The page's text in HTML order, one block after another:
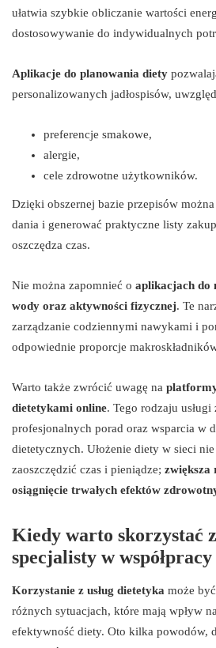
ułatwia szybkie obliczanie wartości
dostosowywanie do indywidualnych
Aplikacje do planowania diety
personalizowanych jadłospisów,
preferencje smakowe,
alergie,
cele zdrowotne użytkowników.
Dzięki obszernej bazie przepisów
dania i generować praktyczne listy
oszczędza czas.
Nie można zapomnieć o aplikacjach do
wody oraz aktywności fizycznej. Te
zarządzanie codziennymi nawykami i
odpowiednie proporcje
Warto także zwrócić uwagę na
dietetykami online. Tego rodzaju
profesjonalnych porad oraz wsparcia w
dietetycznych. Ułożenie diety w sieci
zaoszczędzić czas i pieniądze; zwiększa
osiągnięcie trwałych efektów
Kiedy warto skorzystać
specjalisty w
Korzystanie z usług dietetyka może
różnych sytuacjach, które mają wpływ
efektywność diety. Oto kilka powodów,